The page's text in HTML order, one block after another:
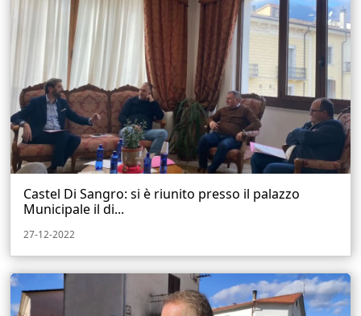
Castel Di Sangro: si è riunito presso il palazzo
Municipale il di...
27-12-2022